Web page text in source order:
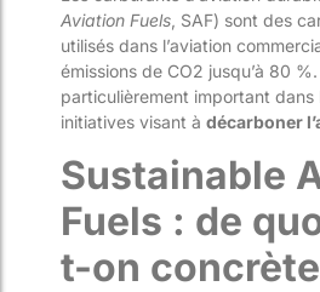
Aviation Fuels , SAF) sont des
utilisés dans l’aviation
émissions de CO2 jusqu’à 80 %.
particulièrement important dans
initiatives visant à décarboner
Sustainable
Fuels : de
t-on